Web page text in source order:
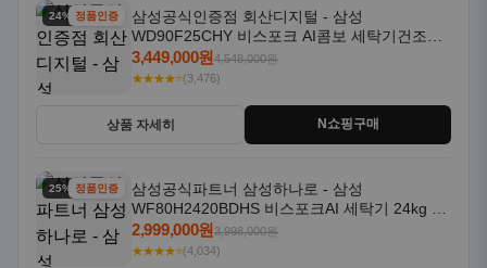
24% 할인정품인증
삼성공식인증점 회산디지털 - 삼성
WD90F25CHY 비스포크 AI콤보 세탁기건조기
일체형 25kg+18kg 1등급
3,449,000원4,548,000원
★★★★⭐(3,476)
상품 자세히 N쇼핑구매
25% 할인정품인증
삼성공식파트너 삼성하나로 - 삼성
WF80H2420BDHS 비스포크AI 세탁기 24kg 건
조기 20kg 세제자동투입
2,999,000원3,998,000원
★★★★⭐(4,034)